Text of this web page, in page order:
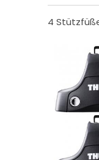
4